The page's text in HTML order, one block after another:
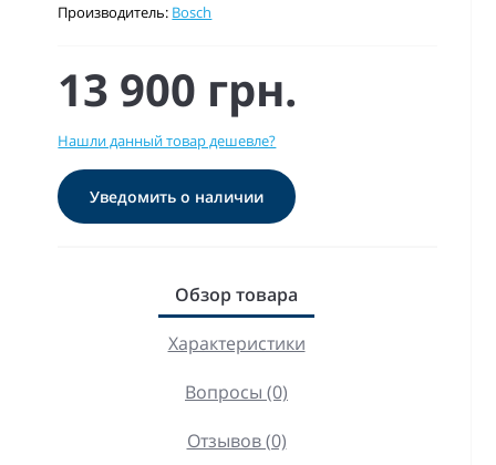
Производитель: Bosch
13 900 грн.
Нашли данный товар дешевле?
Уведомить о наличии
Обзор товара
Характеристики
Вопросы (0)
Отзывов (0)